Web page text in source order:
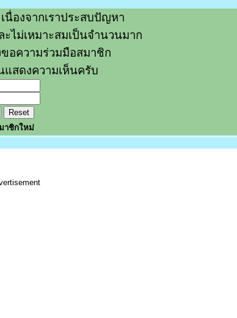
นื่องจากเราประสบปัญหา
ไม่เหมาะสมเป็นจำนวนมาก
อความร่วมมือสมาชิก
สดงความเห็นครับ
าชิกใหม่